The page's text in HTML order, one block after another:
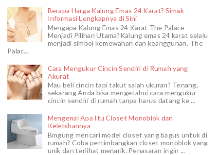
Berapa Harga Kalung Emas 24 Karat? Simak
Informasi Lengkapnya di Sini
Mengapa Kalung Emas 24 Karat The Palace
Menjadi Pilihan Utama?Kalung emas 24 karat selalu
menjadi simbol kemewahan dan keanggunan. The
Palac...
Cara Mengukur Cincin Sendiri di Rumah yang
Akurat
Mau beli cincin tapi takut salah ukuran? Tenang,
sekarang Anda bisa mengetahui cara mengukur
cincin sendiri di rumah tanpa harus datang ke ...
Mengenal Apa Itu Closet Monoblok dan
Kelebihannya
Bingung mencari model closet yang bagus untuk di
rumah? Coba pertimbangkan closet monoblok yang
unik dan terlihat menarik. Penasaran ingin ...